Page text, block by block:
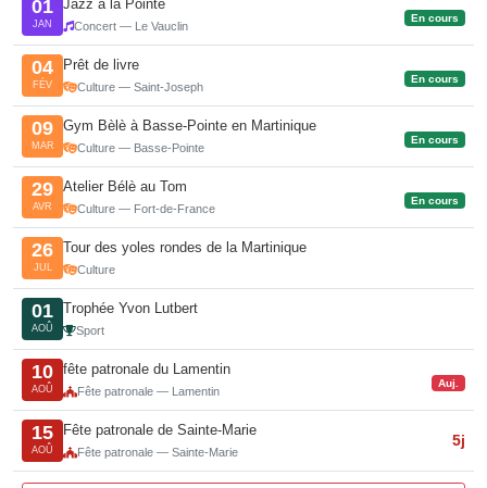
01
JAN
Jazz à la Pointe
Concert — Le Vauclin
En cours
04
FÉV
Prêt de livre
Culture — Saint-Joseph
En cours
09
MAR
Gym Bèlè à Basse-Pointe en Martinique
Culture — Basse-Pointe
En cours
29
AVR
Atelier Bélè au Tom
Culture — Fort-de-France
En cours
26
JUL
Tour des yoles rondes de la Martinique
Culture
01
AOÛ
Trophée Yvon Lutbert
Sport
10
AOÛ
fête patronale du Lamentin
Fête patronale — Lamentin
Auj.
15
AOÛ
Fête patronale de Sainte-Marie
Fête patronale — Sainte-Marie
5j